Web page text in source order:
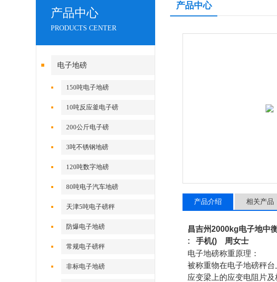
产品中心
PRODUCTS CENTER
电子地磅
150吨电子地磅
10吨反应釜电子磅
200公斤电子磅
3吨不锈钢地磅
120吨数字地磅
80吨电子汽车地磅
天津5吨电子磅秤
防爆电子地磅
常规电子磅秤
非标电子地磅
产品中心
产品介绍 相关产品
昌吉州2000kg电子地中
:
手机()
周女士
电子地磅称重原理：
被称重物在电子地磅秤
应变梁上的应变电阻片